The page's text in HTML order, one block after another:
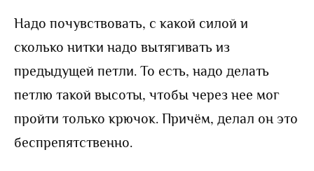
Надо почувствовать, с какой силой и
сколько нитки надо вытягивать из
предыдущей петли. То есть, надо делать
петлю такой высоты, чтобы через нее мог
пройти только крючок. Причём, делал он это
беспрепятственно.